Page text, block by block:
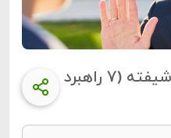
نحوه برخورد با افراد خودشیفته (7 راهبرد